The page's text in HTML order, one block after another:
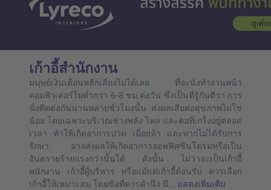
เก้าอี้สำนักงาน
มนุษย์เงินเดือนหลีกเลี่ยงไม่ได้เลย ที่จะนั่งทำงานหน้า
คอมพิวเตอร์ไม่ต่ำกว่า 6-8 ชม.ต่อวัน ซึ่งเป็นที่รู้กันดีว่า การ
นั่งติดต่อกันนานหลายชั่วโมงนั้น ส่งผลเสียต่อสุขภาพไม่ใช่
น้อย โดยเฉพาะบริเวณช่วงหลัง ไหล่ และคอที่เกร็งอยู่ตลอด
เวลา ทำให้เกิดอาการปวด เมื่อยล้า และหากไม่ได้รับการ
รักษา อาจส่งผลให้เกิดอาการออฟฟิศซินโดรมหรือเป็น
อันตรายร้ายแรงกว่านั้นได้ ดังนั้น ไม่ว่าจะเป็นเก้าอี้
พนักงาน เก้าอี้ผู้บริหาร หรือแม้แต่เก้าอี้ต้อนรับ ควรเลือก
เก้าอี้ให้เหมาะสม โดยข้อที่ควรคำนึง มี… แสดงเพิ่มเติม